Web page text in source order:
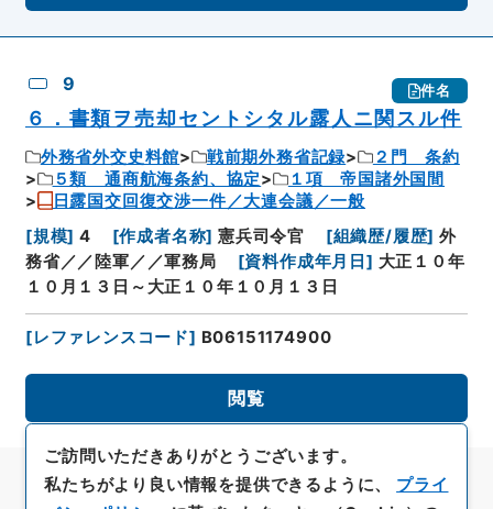
9 件名
６．書類ヲ売却セントシタル露人ニ関スル件
外務省外交史料館 戦前期外務省記録
２門 条約
５類 通商航海条約、協定
１項 帝国諸外国間
日露国交回復交渉一件／大連会議／一般
[規模] 4 [作成者名称] 憲兵司令官 [組織歴/履歴] 外
務省／／陸軍／／軍務局
[資料作成年月日] 大正１０年
１０月１３日～大正１０年１０月１３日
[レファレンスコード] B06151174900
閲覧
ご訪問いただきありがとうございます。
私たちがより良い情報を提供できるように、 プライ